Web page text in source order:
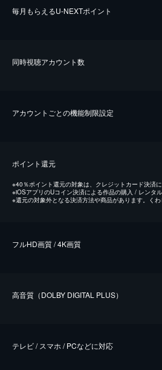
毎⽉もらえるU-NEXTポイント
同時視聴アカウント数
アカウントごとの機能制限設定
ポイント還元
※40％ポイント還元の対象は、クレジットカード決済
※iOSアプリのUコイン決済による作品の購入 / レンタ
※還元の対象外となる決済方法や商品があります。くわ
フルHD画質 / 4K画質
⾼⾳質（DOLBY DIGITAL PLUS）
テレビ / スマホ / PCなどに対応